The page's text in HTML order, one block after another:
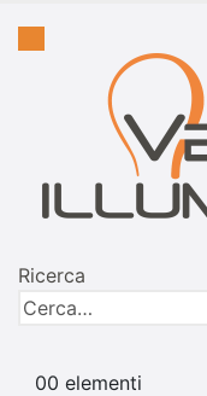
Ricerca
00 elementi